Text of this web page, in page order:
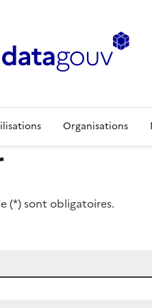
Organisations
(*) sont obligatoires.